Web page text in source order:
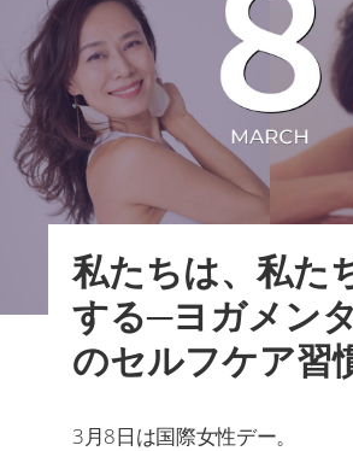
私たちは、私た
する─ヨガメン
のセルフケア習
3月8日は国際女性デー。